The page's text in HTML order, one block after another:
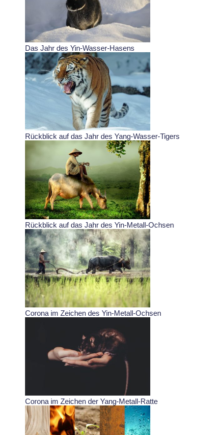
Das Jahr des Yin-Wasser-Hasens
Rückblick auf das Jahr des Yang-Wasser-Tigers
Rückblick auf das Jahr des Yin-Metall-Ochsen
Corona im Zeichen des Yin-Metall-Ochsen
Corona im Zeichen der Yang-Metall-Ratte